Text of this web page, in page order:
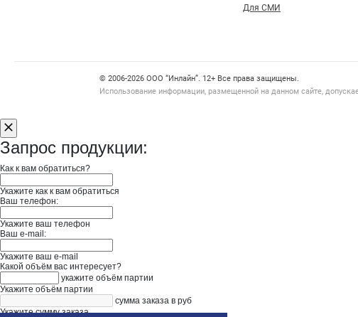
Для СМИ
Счетчики, авторское право, логотипы
© 2006‑2026 ООО “Инлайн”. 12+ Все права защищены.
Использование информации, размещенной на данном сайте,
Запрос продукции:
Как к вам обратиться?
Укажите как к вам обратиться
Ваш телефон:
Укажите ваш телефон
Ваш e-mail:
Укажите ваш e-mail
Какой объём вас интересует?
укажите объём партии
Укажите объём партии
сумма заказа в руб
Укажите сумму заказа